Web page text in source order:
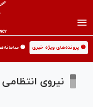
🟡 پرونده‌های ویژه خبری 🟡
نیروی انتظامی